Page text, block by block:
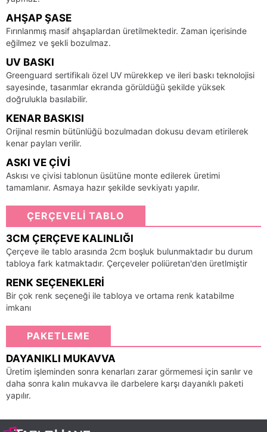
AHŞAP ŞASE
Fırınlanmış masif ahşaplardan üretilmektedir. Zaman içerisinde
eğilmez ve şekli bozulmaz.
UV BASKI
Greenguard sertifikalı özel UV mürekkep ve ileri baskı teknolojisi
sayesinde, tasarımlar ekranda görüldüğü şekilde yüksek
doğrulukla basılabilir.
KENAR BASKISI
Orijinal resmin bütünlüğü bozulmadan dokusu devam etirilerek
kenar payları verilir.
ASKI VE ÇIVI
Askısı ve çivisi tablonun üsütüne monte edilerek üretimi
tamamlanır. Asmaya hazır şekilde sevkiyatı yapılır.
ÇERÇEVELİ TABLO
3CM ÇERÇEVE KALINLIĞI
Çerçeve ile tablo arasında 2cm boşluk bulunmaktadır bu durum
tabloya fark katmaktadır. Çerçeveler poliüretan'den üretlmiştir
RENK SEÇENEKLERI
Bir çok renk seçeneği ile tabloya ve ortama renk katabilme
imkanı
PAKETLEME
DAYANIKLI MUKAVVA
Üretim işleminden sonra kenarları zarar görmemesi için sarılır ve
daha sonra kalın mukavva ile darbelere karşı dayanıklı paketi
yapılır.